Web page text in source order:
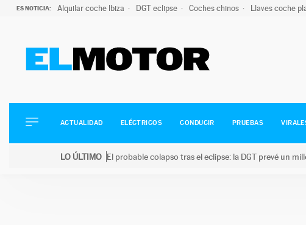
ES NOTICIA: Alquilar coche Ibiza DGT eclipse Coches chinos Llaves coche
ELÉCTRICOS
CONDUCIR
ACTUALIDAD ELÉCTRICOS CONDUCIR PRUEBAS
LO ÚLTIMO El probable colapso tras el eclipse: la DGT prevé un